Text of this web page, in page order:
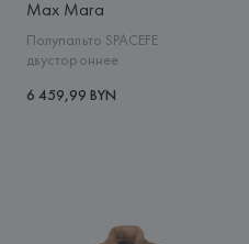
Max Mara
Полупальто SPACEFE
двустороннее
6 459,99 BYN